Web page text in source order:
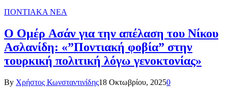
ΠΟΝΤΙΑΚΑ ΝΕΑ
Ο Ομέρ Ασάν για την απέλαση του Νίκου
Ασλανίδη: «”Ποντιακή φοβία” στην
τουρκική πολιτική λόγω γενοκτονίας»
By Χρήστος Κωνσταντινίδης18 Οκτωβρίου, 20250